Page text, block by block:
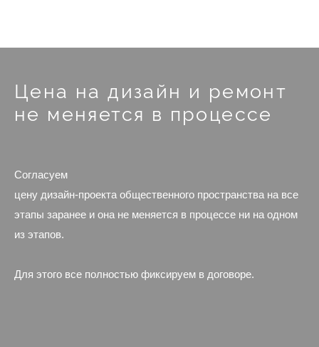
Цена на дизайн и ремонт
не меняется в процессе
Согласуем
цену дизайн-проекта общественного пространствана все
этапы заранее и она не меняется в процессе ни на одном
из этапов.
Для этого все полностью фиксируем в договоре.